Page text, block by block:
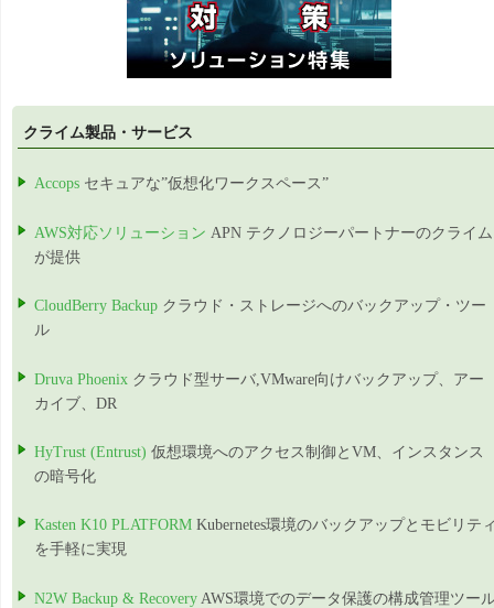
クライム製品・サービス
Accops セキュアな”仮想化ワークスペース”
AWS対応ソリューション APN テクノロジーパートナーのクライム
が提供
CloudBerry Backup クラウド・ストレージへのバックアップ・ツー
ル
Druva Phoenix クラウド型サーバ,VMware向けバックアップ、アー
カイブ、DR
HyTrust (Entrust) 仮想環境へのアクセス制御とVM、インスタンス
の暗号化
Kasten K10 PLATFORM Kubernetes環境のバックアップとモビリテ
を手軽に実現
N2W Backup & Recovery AWS環境でのデータ保護の構成管理ツー